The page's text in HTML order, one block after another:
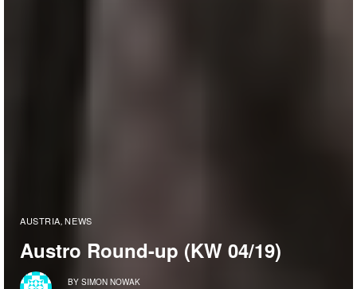
AUSTRIA, NEWS
Austro Round-up (KW 04/19)
BY SIMON NOWAK